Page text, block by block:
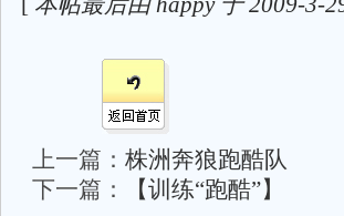
上一篇： 株洲奔狼跑酷队
下一篇：
【训练“跑酷”】